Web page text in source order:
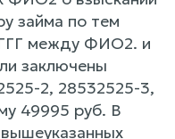
займа по тем
между ФИО2. и
заключены
2, 28532525-3,
49995 руб. В